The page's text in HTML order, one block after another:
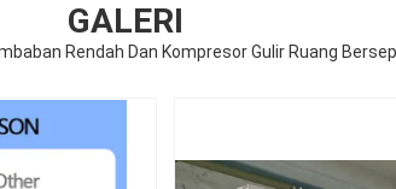
GALERI
Rendah Dan Kompresor Gulir Ruang